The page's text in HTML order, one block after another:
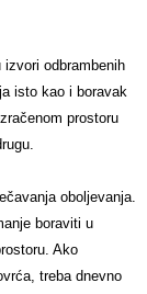
odbrambenih
isto kao i boravak
prostoru
oboljevanja.
boraviti u
Ako
treba dnevno